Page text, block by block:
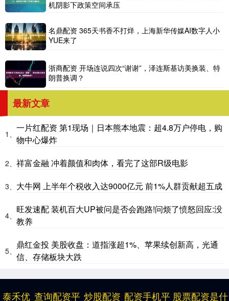
机阴影下政策空间承压
名鼎配资 365天书香不打烊，上海新华传媒AI数字人小
YUE来了
浙商配资 开场连说四次“谢谢”，泽连斯基访美换装、特
朗普换调？
最新文章
1、
一片红配资 第1现场｜日本熊本地震：超4.8万户停电，购
物中心爆炸
2、 祥富金融 冲着颜值和肉体，看完了这部R级电影
3、 大牛网 上半年个税收入达9000亿元 前1%人群贡献超五成
4、
旺发速配 装机百大UP被问是否会跑路!问烦了愤怒回应:没
教养
5、
鼎红金投 美股收盘：道指涨超1%、苹果续创新高，光通
信、存储板块大跌
泰禾优 查询配资平 炒股配资 配资手机平 股票配资是什